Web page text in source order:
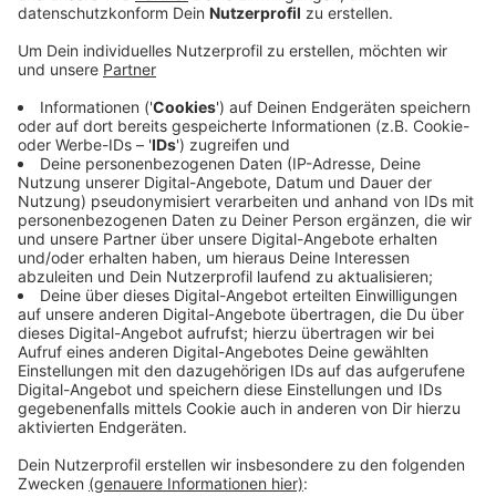
Veröffentlicht: Dienstag, 27.04.2021 15:17
Anzeige
Das Konzert startet am 29.04.um 19:30 Uhr im
Livestreamauf YouTube und geht etwa eine Stunde.
Es ist das erste Livestream-Konzert im Saalbau.
Anzeige